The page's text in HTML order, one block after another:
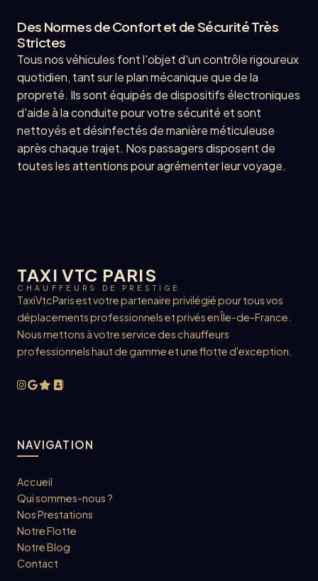
Des Normes de Confort et de Sécurité Très
Strictes
Tous nos véhicules font l'objet d'un contrôle rigoureux
quotidien, tant sur le plan mécanique que de la
propreté. Ils sont équipés de dispositifs électroniques
d'aide à la conduite pour votre sécurité et sont
nettoyés et désinfectés de manière méticuleuse
après chaque trajet. Nos passagers disposent de
toutes les attentions pour agrémenter leur voyage.
TAXI VTC PARIS
CHAUFFEURS DE PRESTIGE
TaxiVtcParis est votre partenaire privilégié pour tous vos
déplacements professionnels et privés en Île-de-France.
Nous mettons à votre service des chauffeurs
professionnels haut de gamme et une flotte d'exception.
NAVIGATION
Accueil
Qui sommes-nous ?
Nos Prestations
Notre Flotte
Notre Blog
Contact